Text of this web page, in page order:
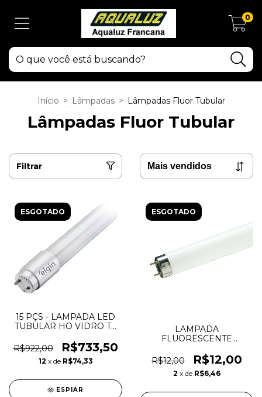
0
Início > Lâmpadas > Lâmpadas Fluor Tubular
Lâmpadas Fluor Tubular
Filtrar
ESGOTADO
15 PÇS - LAMPADA LED
TUBULAR HO VIDRO T8
ELGIN
R$922,00 R$733,50
12 x de R$74,33
ESPIAR
ESGOTADO
LAMPADA
FLUORESCENTE
CONFORT SYLVANIA
4000K
R$12,00 R$12,00
2 x de R$6,46